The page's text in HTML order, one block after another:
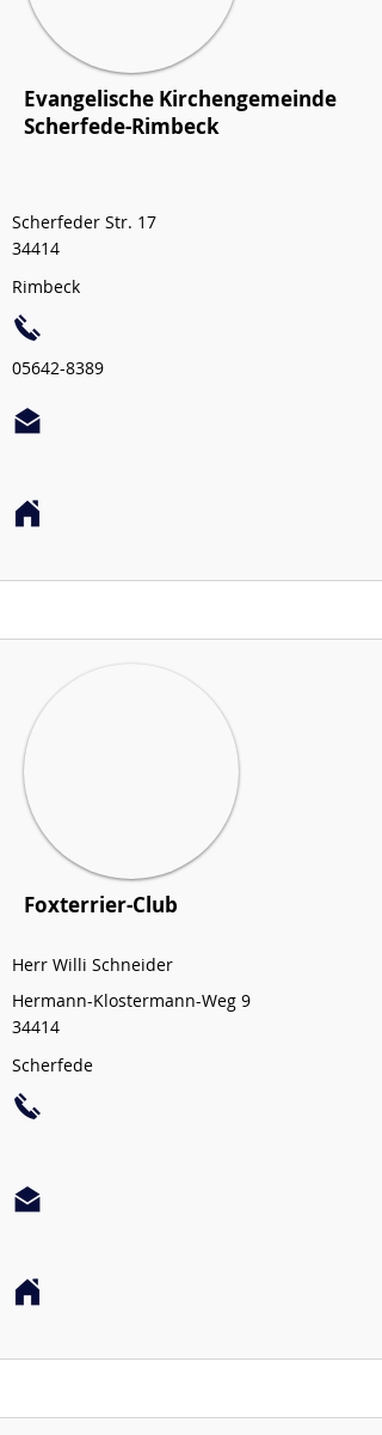
Evangelische Kirchengemeinde
Scherfede-Rimbeck
Scherfeder Str. 17
34414
Rimbeck
05642-8389
Foxterrier-Club
Herr Willi Schneider
Hermann-Klostermann-Weg 9
34414
Scherfede